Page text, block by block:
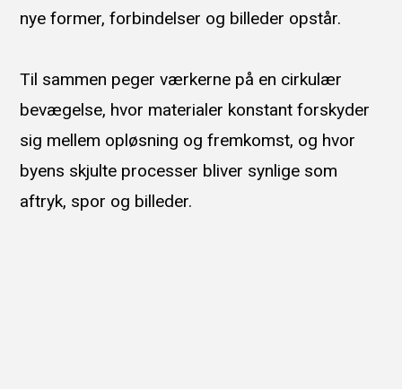
nye former, forbindelser og billeder opstår.
Til sammen peger værkerne på en cirkulær
bevægelse, hvor materialer konstant forskyder
sig mellem opløsning og fremkomst, og hvor
byens skjulte processer bliver synlige som
aftryk, spor og billeder.